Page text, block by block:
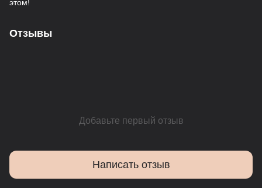
этом!
Отзывы
Добавьте первый отзыв
Написать отзыв